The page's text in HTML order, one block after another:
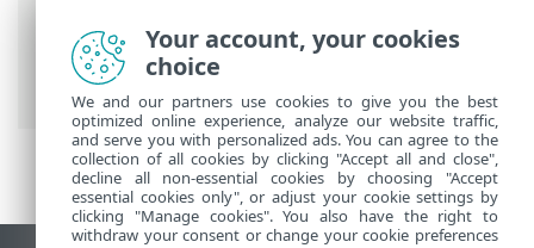
ESET-ova online pomoć > ESET Glossary
Otkrivene prijetnje > Crv
Your account, your cookies
choice
We and our partners use cookies to give you the best
optimized online experience, analyze our website traffic,
and serve you with personalized ads. You can agree to the
collection of all cookies by clicking "Accept all and close",
decline all non-essential cookies by choosing "Accept
essential cookies only", or adjust your cookie settings by
clicking "Manage cookies". You also have the right to
withdraw your consent or change your cookie preferences